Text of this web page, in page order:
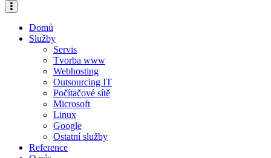
Domů
Služby
Servis
Tvorba www
Webhosting
Outsourcing IT
Počítačové sítě
Microsoft
Linux
Google
Ostatní služby
Reference